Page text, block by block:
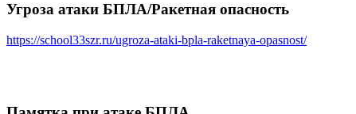
Угроза атаки БПЛА/Ракетная опасность
https://school33szr.ru/ugroza-ataki-bpla-raketnaya-opasnost/